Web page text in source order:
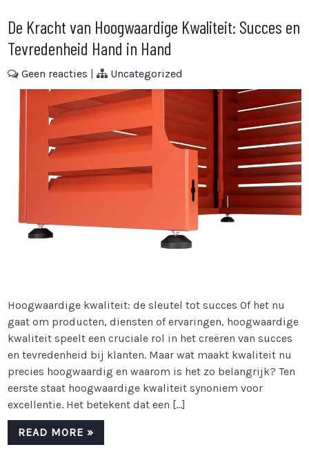
De Kracht van Hoogwaardige Kwaliteit: Succes en
Tevredenheid Hand in Hand
Geen reacties | Uncategorized
Hoogwaardige kwaliteit: de sleutel tot succes Of het nu
gaat om producten, diensten of ervaringen, hoogwaardige
kwaliteit speelt een cruciale rol in het creëren van succes
en tevredenheid bij klanten. Maar wat maakt kwaliteit nu
precies hoogwaardig en waarom is het zo belangrijk? Ten
eerste staat hoogwaardige kwaliteit synoniem voor
excellentie. Het betekent dat een […]
READ MORE »